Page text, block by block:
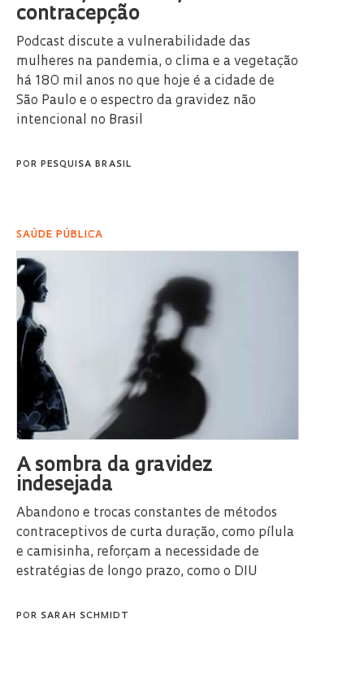
contracepção
Podcast discute a vulnerabilidade das
mulheres na pandemia, o clima e a vegetação
há 180 mil anos no que hoje é a cidade de
São Paulo e o espectro da gravidez não
intencional no Brasil
POR PESQUISA BRASIL
SAÚDE PÚBLICA
A sombra da gravidez
indesejada
Abandono e trocas constantes de métodos
contraceptivos de curta duração, como pílula
e camisinha, reforçam a necessidade de
estratégias de longo prazo, como o DIU
POR SARAH SCHMIDT